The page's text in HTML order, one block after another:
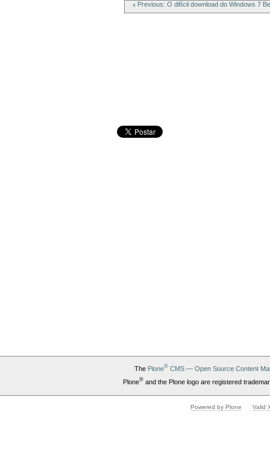
Previous: O difícil download do Windows 7
The Plone®CMS — Open Source Content
Plone®and the Plone logo are registered
Powered by Plone Valid